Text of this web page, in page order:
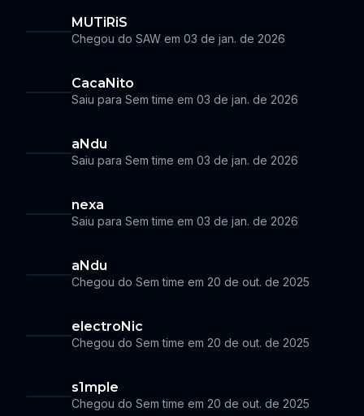
MUTiRiS
Chegou do SAW em 03 de jan. de 2026
CacaNito
Saiu para Sem time em 03 de jan. de 2026
aNdu
Saiu para Sem time em 03 de jan. de 2026
nexa
Saiu para Sem time em 03 de jan. de 2026
aNdu
Chegou do Sem time em 20 de out. de 2025
electroNic
Chegou do Sem time em 20 de out. de 2025
s1mple
Chegou do Sem time em 20 de out. de 2025